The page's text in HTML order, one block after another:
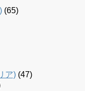
(65)
ア) (47)